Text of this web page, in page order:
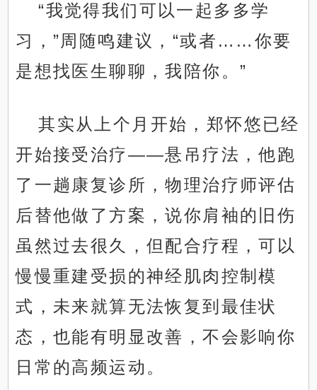
“我觉得我们可以一起多多学
习，”周随鸣建议，“或者……你要
是想找医生聊聊，我陪你。”
其实从上个月开始，郑怀悠已经
开始接受治疗——悬吊疗法，他跑
了一趟康复诊所，物理治疗师评估
后替他做了方案，说你肩袖的旧伤
虽然过去很久，但配合疗程，可以
慢慢重建受损的神经肌肉控制模
式，未来就算无法恢复到最佳状
态，也能有明显改善，不会影响你
日常的高频运动。